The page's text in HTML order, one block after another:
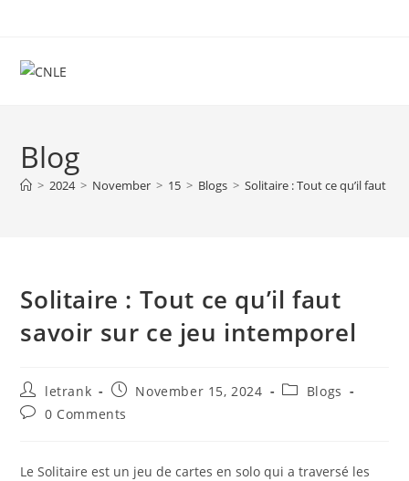
content
Blog
> 2024 > November > 15 > Blogs > Solitaire : Tout ce qu’il faut
Solitaire : Tout ce qu’il faut
savoir sur ce jeu intemporel
Post
author:
letrank
Post
published:
November 15, 2024
PostBlogs
Post0 Comments
Le Solitaire est un jeu de cartes en solo qui a traversé les